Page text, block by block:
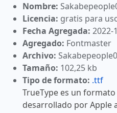
Nombre:
Licencia: gratis para
Fecha Agregada: 2022-
Agregado: Fontmaster
Archivo:
Tamaño: 102,25 kb
Tipo de formato: .ttf
TrueType es un
desarrollado por Apple